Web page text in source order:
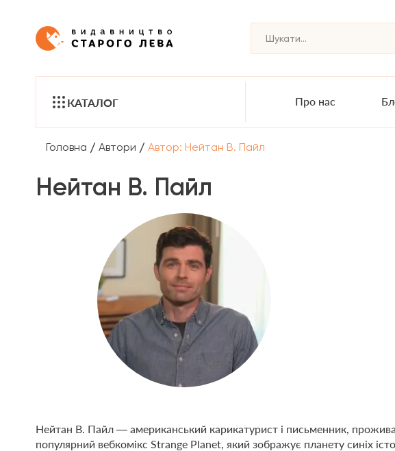
КАТАЛОГ Про нас
Головна / Автори / Автор: Нейтан В. Пайл
Нейтан В. Пайл
Нейтан В. Пайл — американський карикатурист і письменник,
популярний вебкомікс Strange Planet, який зображує планету синіх